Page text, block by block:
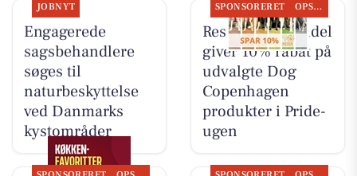
JOBNYT
Engagerede
sagsbehandlere
søges til
naturbeskyttelse
ved Danmarks
kystområder
SPONSORERET OPSLAGSTAVLEN
Resen Landhandel
giver 10% rabat på
udvalgte Dog
Copenhagen
produkter i Pride-
ugen